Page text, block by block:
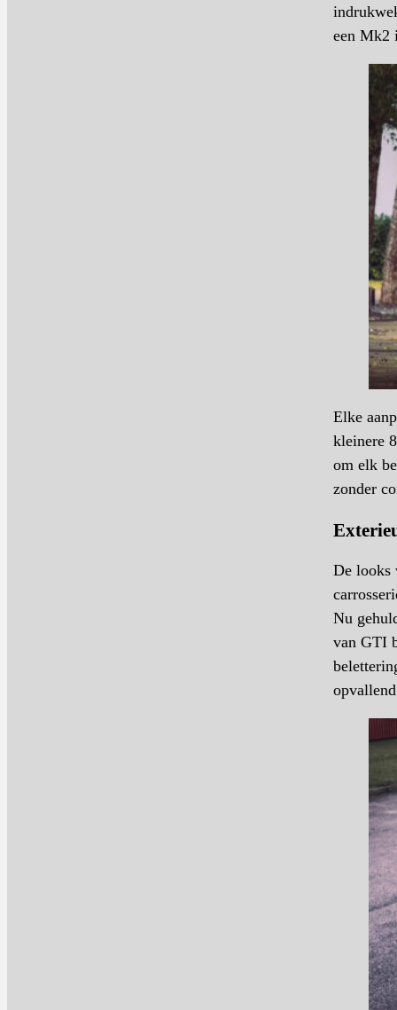
een Mk2
Elke
kleinere
om elk
zonder
De looks
Nu
van GTI